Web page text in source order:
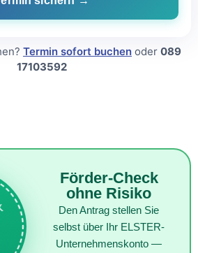
Termin sofort buchen oder 089
17103592
Förder-Check
ohne Risiko
Den Antrag stellen Sie
selbst über Ihr ELSTER-
Unternehmenskonto —